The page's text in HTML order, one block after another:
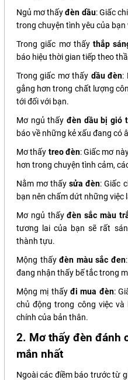
Ngủ mơ thấyđèn dầu: Giấc
trong chuyện tình yêu của bạn
Trong giấc mơ thấythắp
báo hiệu thời gian tiếp theo
Trong giấc mơ thấy dầu đèn:
gắng hơn trong chất lượng
tới đối với bạn.
Mơ ngủ thấyđèn dầu bị gió
báo về những kẻ xấu đang có
Mơ thấy treo đèn: Giấc mơ
hơn trong chuyện tình cảm,
Nằm mơ thấysửa đèn: Giấc
bạn nên chấm dứt những việc
Mơ ngủ thấyđèn sắc màu
tương lai của bạn sẽ rất
thành tựu.
Mộng thấy đèn màu sắc đen
đang nhận thấy bế tắc trong
Mộng mị thấy đi mua đèn:
chủ động trong công việc
chính của bản thân.
2. Mơ thấy đèn đánh
mắn nhất
Ngoài các điềm báo trước từ